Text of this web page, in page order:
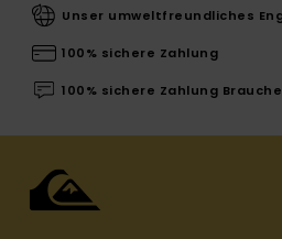
Unser umweltfreundliches
100% sichere Zahlung
100% sichere Zahlung